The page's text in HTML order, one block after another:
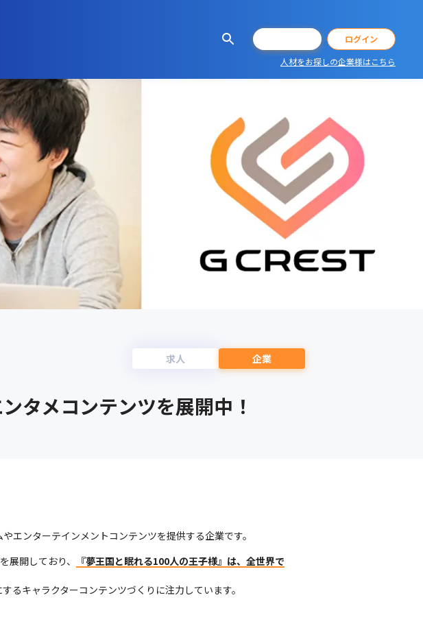
ログイン
人材をお探しの企業様はこちら
求人 企業
タメコンテンツを展開中！
エンターテインメントコンテンツを提供する企業です。
開しており、
『夢王国と眠れる100人の王子様』は、全世界で
るキャラクターコンテンツづくりに注力しています。